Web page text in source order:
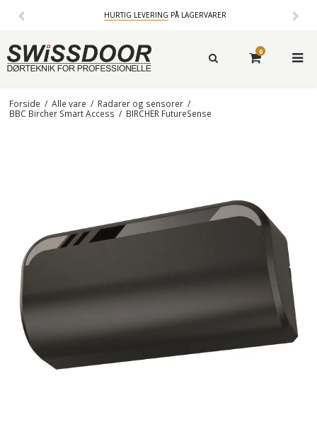
HURTIG LEVERING PÅ LAGERVARER
0
Forside / Alle vare / Radarer og sensorer /
BBC Bircher Smart Access / BIRCHER FutureSense